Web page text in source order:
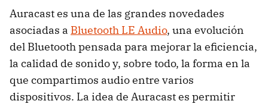
Auracast es una de las grandes novedades
asociadas a Bluetooth LE Audio, una evolución
del Bluetooth pensada para mejorar la eficiencia,
la calidad de sonido y, sobre todo, la forma en la
que compartimos audio entre varios
dispositivos. La idea de Auracast es permitir